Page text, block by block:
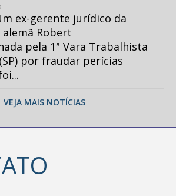
ex-gerente jurídico da
Robert
pela 1ª Vara Trabalhista
por fraudar perícias
VEJA MAIS NOTÍCIAS